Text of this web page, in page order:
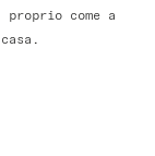
come a
casa.